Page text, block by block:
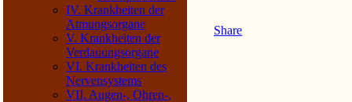
IV. Krankheiten der
Atmungsorgane
V. Krankheiten der
Verdauungsorgane
VI. Krankheiten des
Nervensystems
VII. Augen-, Ohren-,
Share